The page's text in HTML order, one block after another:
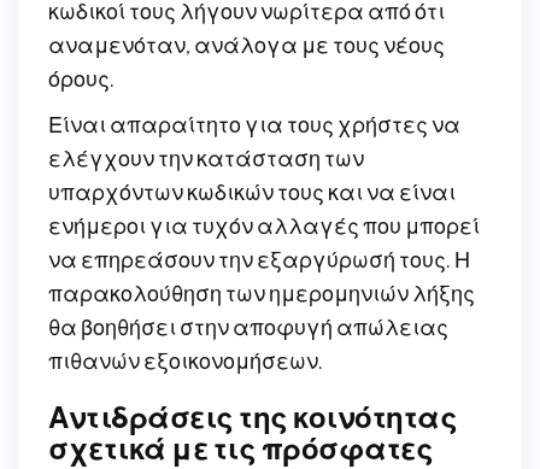
κωδικοί τους λήγουν νωρίτερα από ότι
αναμενόταν, ανάλογα με τους νέους
όρους.
Είναι απαραίτητο για τους χρήστες να
ελέγχουν την κατάσταση των
υπαρχόντων κωδικών τους και να είναι
ενήμεροι για τυχόν αλλαγές που μπορεί
να επηρεάσουν την εξαργύρωσή τους. Η
παρακολούθηση των ημερομηνιών λήξης
θα βοηθήσει στην αποφυγή απώλειας
πιθανών εξοικονομήσεων.
Αντιδράσεις της κοινότητας
σχετικά με τις πρόσφατες